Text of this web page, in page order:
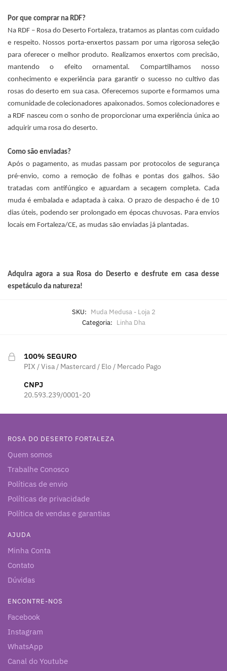
Por que comprar na RDF?
Na RDF – Rosa do Deserto Fortaleza, tratamos as plantas com cuidado
e respeito. Nossos porta-enxertos passam por uma rigorosa seleção
para oferecer o melhor produto. Realizamos enxertos com precisão,
mantendo o efeito ornamental. Compartilhamos nosso
conhecimento e experiência para garantir o sucesso no cultivo das
rosas do deserto em sua casa. Oferecemos suporte e formamos uma
comunidade de colecionadores apaixonados. Somos colecionadores e
a RDF nasceu com o sonho de proporcionar uma experiência única ao
adquirir uma rosa do deserto.
Como são enviadas?
Após o pagamento, as mudas passam por protocolos de segurança
pré-envio, como a remoção de folhas e pontas dos galhos. São
tratadas com antifúngico e aguardam a secagem completa. Cada
muda é embalada e adaptada à caixa. O prazo de despacho é de 10
dias úteis, podendo ser prolongado em épocas chuvosas. Para envios
locais em Fortaleza/CE, as mudas são enviadas já plantadas.
Adquira agora a sua Rosa do Deserto e desfrute em casa desse
espetáculo da natureza!
SKU: Muda Medusa - Loja 2
Categoria: Linha Dha
100% SEGURO
PIX / Visa / Mastercard / Elo / Mercado Pago
CNPJ
20.593.239/0001-20
ROSA DO DESERTO FORTALEZA
Quem somos
Trabalhe Conosco
Políticas de envio
Políticas de privacidade
Política de vendas e garantias
AJUDA
Minha Conta
Contato
Dúvidas
ENCONTRE-NOS
Facebook
Instagram
WhatsApp
Canal do Youtube